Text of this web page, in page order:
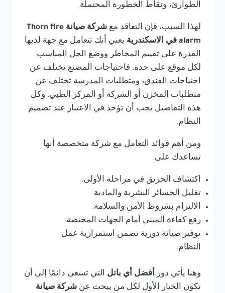
الطوارئ، ونقاط الخطورة المحتملة.
لهذا السبب، فإن التعاقد مع
شركة صيانة Thorn fire
alarm في الاسكندرية
يعني أنك تتعامل مع جهة لديها
القدرة على تقييم المخاطر ووضع الحل المناسب
لكل موقع على حدة. فاحتياجات المصنع تختلف عن
احتياجات الفندق، ومتطلبات المدرسة تختلف عن
متطلبات المخزن أو الشركة أو المركز الطبي. وكل
هذه التفاصيل يجب أن تؤخذ في الاعتبار عند تصميم
النظام.
ومن أهم فوائد التعامل مع شركة متخصصة أنها
تساعدك على:
اكتشاف الحريق في مراحله الأولى.
تقليل الخسائر البشرية والمادية.
الالتزام بشروط الأمن والسلامة.
رفع كفاءة المبنى أمام الجهات المختصة.
توفير صيانة دورية تضمن استمرارية عمل
النظام.
وهنا يأتي دور أفضل أي بانل التي تسعى دائمًا إلى أن
تكون الخيار الأول لكل من يبحث عن شركة صيانة